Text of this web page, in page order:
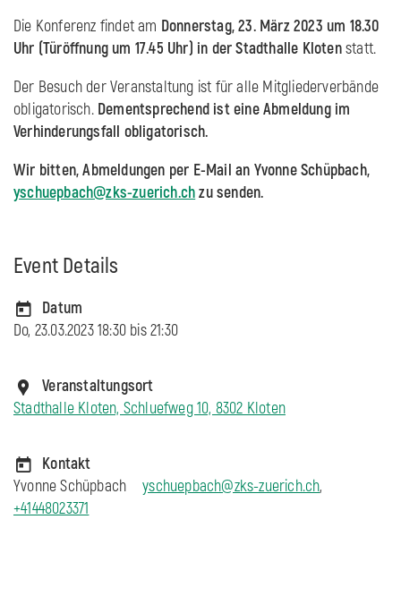
Die Konferenz findet am Donnerstag, 23. März 2023 um 18.30
Uhr (Türöffnung um 17.45 Uhr) in der Stadthalle Klotenstatt.
Der Besuch der Veranstaltung ist für alle Mitgliederverbände
obligatorisch. Dementsprechend ist eine Abmeldung im
Verhinderungsfall obligatorisch.
Wir bitten, Abmeldungen per E-Mail an Yvonne Schüpbach,
yschuepbach@zks-zuerich.chzu senden.
Event Details
Datum
Do, 23.03.2023 18:30 bis21:30
Veranstaltungsort
Stadthalle Kloten, Schluefweg 10, 8302 Kloten
Kontakt
Yvonne Schüpbach
yschuepbach@zks-zuerich.ch,
+41448023371